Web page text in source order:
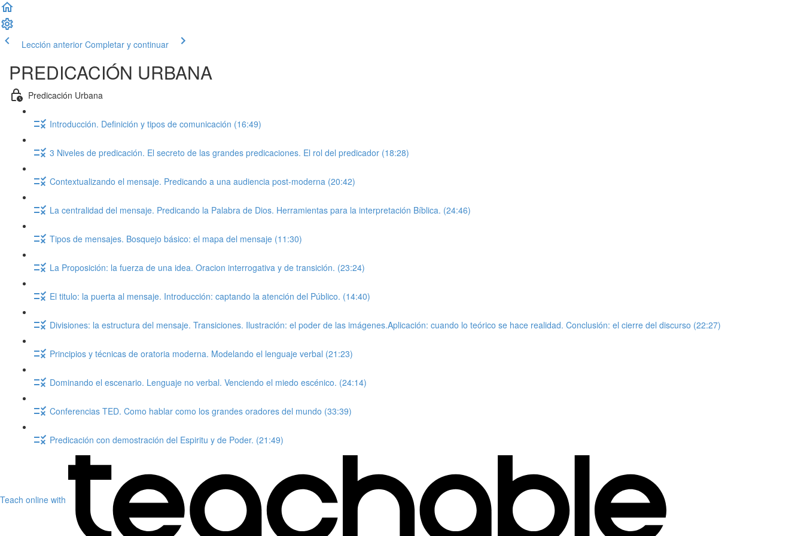
Lección anterior Completar y continuar
PREDICACIÓN URBANA
Predicación Urbana
Introducción. Definición y tipos de comunicación (16:49)
3 Niveles de predicación. El secreto de las grandes predicaciones. El rol del predicador (18:28)
Contextualizando el mensaje. Predicando a una audiencia post-moderna (20:42)
La centralidad del mensaje. Predicando la Palabra de Dios. Herramientas para la interpretación Bíblica. (24:46)
Tipos de mensajes. Bosquejo básico: el mapa del mensaje (11:30)
La Proposición: la fuerza de una idea. Oracion interrogativa y de transición. (23:24)
El titulo: la puerta al mensaje. Introducción: captando la atención del Público. (14:40)
Divisiones: la estructura del mensaje. Transiciones. Ilustración: el poder de las imágenes.Aplicación: cuando lo teórico se hace realidad. Conclusión: el cierre del discurso (22:27)
Principios y técnicas de oratoria moderna. Modelando el lenguaje verbal (21:23)
Dominando el escenario. Lenguaje no verbal. Venciendo el miedo escénico. (24:14)
Conferencias TED. Como hablar como los grandes oradores del mundo (33:39)
Predicación con demostración del Espiritu y de Poder. (21:49)
Teach online with